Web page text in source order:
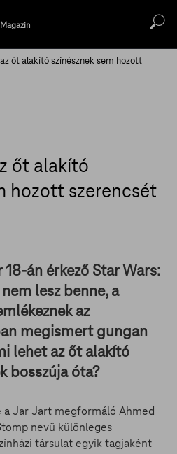
őt alakító színésznek sem hozott
őt alakító
hozott szerencsét
án érkező Star Wars:
lesz benne, a
az
megismert gungan
lehet az őt alakító
bosszúja óta?
a Jar Jart megformáló Ahmed
nevű különleges
társulat egyik tagjaként